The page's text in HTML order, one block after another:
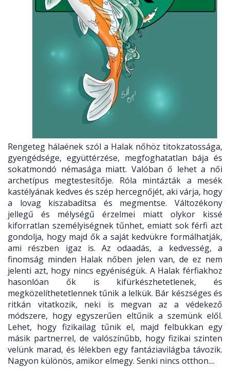
Rengeteg hálaének szól a Halak nőhöz titokzatossága,
gyengédsége, együttérzése, megfoghatatlan bája és
sokatmondó némasága miatt. Valóban ő lehet a női
archetípus megtestesítője. Róla mintázták a mesék
kastélyának kedves és szép hercegnőjét, aki várja, hogy
a lovag kiszabadítsa és megmentse. Változékony
jellegű és mélységű érzelmei miatt olykor kissé
kiforratlan személyiségnek tűnhet, emiatt sok férfi azt
gondolja, hogy majd ők a saját kedvükre formálhatják,
ami részben igaz is. Az odaadás, a kedvesség, a
finomság minden Halak nőben jelen van, de ez nem
jelenti azt, hogy nincs egyéniségük. A Halak férfiakhoz
hasonlóan ők is kifürkészhetetlenek, és
megközelíthetetlennek tűnik a lelkük. Bár készséges és
ritkán vitatkozik, neki is megvan az a védekező
módszere, hogy egyszerűen eltűnik a szemünk elől.
Lehet, hogy fizikailag tűnik el, majd felbukkan egy
másik partnerrel, de valószínűbb, hogy fizikai szinten
velünk marad, és lélekben egy fantáziavilágba távozik.
Nagyon különös, amikor elmegy. Senki nincs otthon....